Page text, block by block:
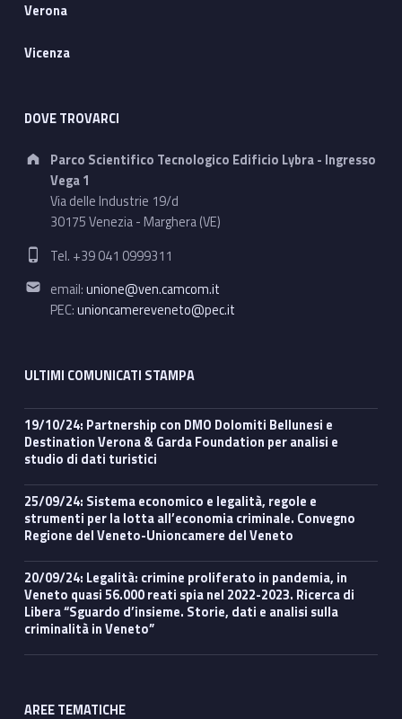
Verona
Vicenza
DOVE TROVARCI
Address:
Parco Scientifico Tecnologico Edificio Lybra - Ingresso
Vega 1
Via delle Industrie 19/d
30175 Venezia - Marghera (VE)
Phone number:
Tel. +39 041 0999311
Email address:
email:unione@ven.camcom.it
PEC:unioncamereveneto@pec.it
ULTIMI COMUNICATI STAMPA
19/10/24: Partnership con DMO Dolomiti Bellunesi e
Destination Verona & Garda Foundation per analisi e
studio di dati turistici
25/09/24: Sistema economico e legalità, regole e
strumenti per la lotta all’economia criminale. Convegno
Regione del Veneto-Unioncamere del Veneto
20/09/24: Legalità: crimine proliferato in pandemia, in
Veneto quasi 56.000 reati spia nel 2022-2023. Ricerca di
Libera “Sguardo d’insieme. Storie, dati e analisi sulla
criminalità in Veneto”
AREE TEMATICHE